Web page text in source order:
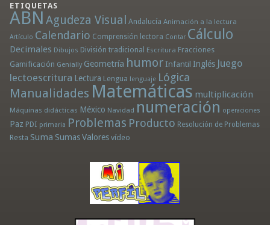
ETIQUETAS
ABN Agudeza Visual Andalucía Animación a la lectura
Artículo Calendario Comprensión lectora Contar Cálculo
Decimales Dibujos División tradicional Escritura Fracciones
Gamificación Genially Geometría humor Infantil Inglés Juego
lectoescritura Lectura Lengua lenguaje Lógica
Manualidades Matemáticas multiplicación
Máquinas didácticas México Navidad numeración operaciones
Paz PDI primaria Problemas Producto Resolución de Problemas
Resta Suma Sumas Valores vídeo